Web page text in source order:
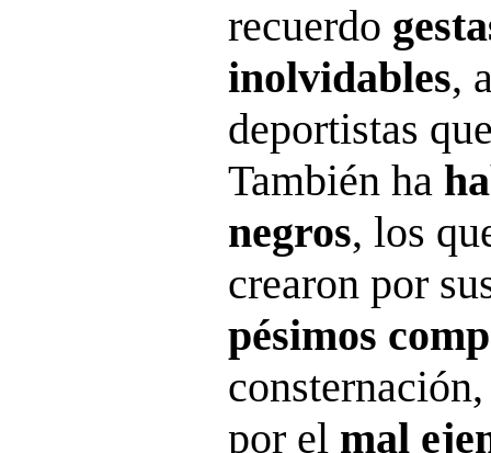
recuerdo
inolvidables,
deportistas
También ha
negros, los
crearon por
pésimos
por el mal